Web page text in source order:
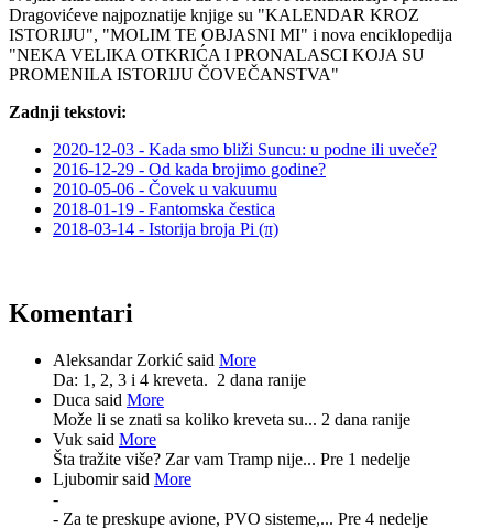
Dragovićeve najpoznatije knjige su "KALENDAR KROZ
ISTORIJU", "MOLIM TE OBJASNI MI" i nova enciklopedija
"NEKA VELIKA OTKRIĆA I PRONALASCI KOJA SU
PROMENILA ISTORIJU ČOVEČANSTVA"
Zadnji tekstovi:
2020-12-03 - Kada smo bliži Suncu: u podne ili uveče?
2016-12-29 - Od kada brojimo godine?
2010-05-06 - Čovek u vakuumu
2018-01-19 - Fantomska čestica
2018-03-14 - Istorija broja Pi (π)
Komentari
Aleksandar Zorkić said More
Da: 1, 2, 3 i 4 kreveta. 2 dana ranije
Duca said More
Može li se znati sa koliko kreveta su... 2 dana ranije
Vuk said More
Šta tražite više? Zar vam Tramp nije... Pre 1 nedelje
Ljubomir said More
-
- Za te preskupe avione, PVO sisteme,... Pre 4 nedelje